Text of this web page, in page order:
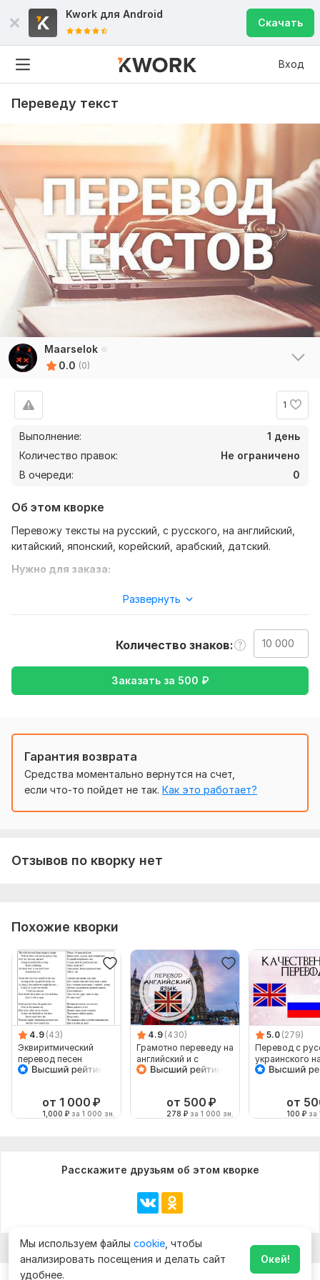
Kwork для Android
Скачать
Вход
Переведу текст
Maarselok
0.0 (0)
1
Выполнение:
1 день
Количество правок:
Не ограничено
В очереди:
0
Об этом кворке
Перевожу тексты на русский, с русского, на английский,
китайский, японский, корейский, арабский, датский.
Нужно для заказа:
файл, с текстом который нужно будет перевести. Больше
Авто и мото,Красота и мода,Культура и
Отдых и развлечения
Развернуть
Количество знаков
Заказать за 500 ₽
Гарантия возврата
Средства моментально вернутся на счет,
если что-то пойдет не так. Как это работает?
Отзывов по кворку нет
Похожие кворки
4.9 (43)
Эквиритмический
перевод песен
от 1 000 ₽
1,000 ₽ за 1 000 зн.
4.9 (430)
Грамотно переведу на
английский и с
английского
от 500 ₽
278 ₽ за 1 000 зн.
5.0 (279)
Перевод с
украинского
английский и
от
100 ₽ за
Расскажите друзьям об этом кворке
Мы используем файлы cookie , чтобы
анализировать посещения и делать сайт
удобнее.
Окей!